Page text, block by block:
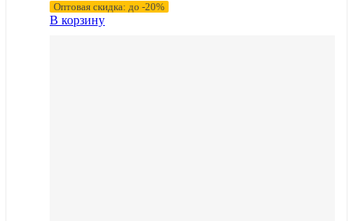
Оптовая скидка: до -20%
В корзину